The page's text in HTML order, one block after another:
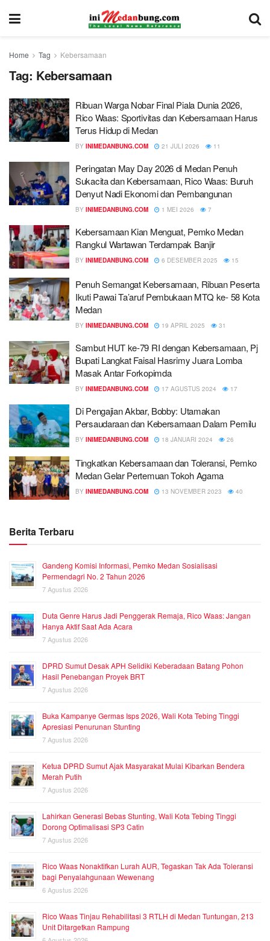
Home Tag Kebersamaan
Tag: Kebersamaan
Ribuan Warga Nobar Final Piala Dunia 2026,
Rico Waas: Sportivitas dan Kebersamaan Harus
Terus Hidup di Medan
BY INIMEDANBUNG.COM 21 JULI 2026 11
Peringatan May Day 2026 di Medan Penuh
Sukacita dan Kebersamaan, Rico Waas: Buruh
Denyut Nadi Ekonomi dan Pembangunan
BY INIMEDANBUNG.COM 1 MEI 2026 7
Kebersamaan Kian Menguat, Pemko Medan
Rangkul Wartawan Terdampak Banjir
BY INIMEDANBUNG.COM 6 DESEMBER 2025 15
Penuh Semangat Kebersamaan, Ribuan Peserta
Ikuti Pawai Ta’aruf Pembukaan MTQ ke- 58 Kota
Medan
BY INIMEDANBUNG.COM 19 APRIL 2025 31
Sambut HUT ke-79 RI dengan Kebersamaan, Pj
Bupati Langkat Faisal Hasrimy Juara Lomba
Masak Antar Forkopimda
BY INIMEDANBUNG.COM 17 AGUSTUS 2024 17
Di Pengajian Akbar, Bobby: Utamakan
Persaudaraan dan Kebersamaan Dalam Pemilu
BY INIMEDANBUNG.COM 18 JANUARI 2024 26
Tingkatkan Kebersamaan dan Toleransi, Pemko
Medan Gelar Pertemuan Tokoh Agama
BY INIMEDANBUNG.COM 13 NOVEMBER 2023 40
Berita Terbaru
Gandeng Komisi Informasi, Pemko Medan Sosialisasi
Permendagri No. 2 Tahun 2026
7 Agustus 2026
Duta Genre Harus Jadi Penggerak Remaja, Rico Waas: Jangan
Hanya Aktif Saat Ada Acara
7 Agustus 2026
DPRD Sumut Desak APH Selidiki Keberadaan Batang Pohon
Hasil Penebangan Proyek BRT
7 Agustus 2026
Buka Kampanye Germas Isps 2026, Wali Kota Tebing Tinggi
Apresiasi Penurunan Stunting
7 Agustus 2026
Ketua DPRD Sumut Ajak Masyarakat Mulai Kibarkan Bendera
Merah Putih
7 Agustus 2026
Lahirkan Generasi Bebas Stunting, Wali Kota Tebing Tinggi
Dorong Optimalisasi SP3 Catin
7 Agustus 2026
Rico Waas Nonaktifkan Lurah AUR, Tegaskan Tak Ada Toleransi
bagi Penyalahgunaan Wewenang
6 Agustus 2026
Rico Waas Tinjau Rehabilitasi 3 RTLH di Medan Tuntungan, 213
Unit Ditargetkan Rampung